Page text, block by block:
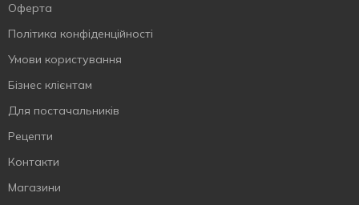
Оферта
Політика конфіденційності
Умови користування
Бізнес клієнтам
Для постачальників
Рецепти
Контакти
Магазини